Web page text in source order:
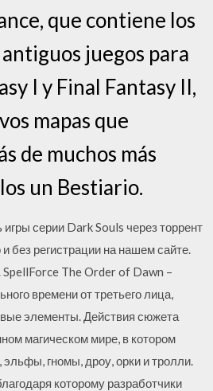
que contiene los
juegos para
I y Final Fantasy II,
mapas que
de muchos más
un Bestiario.
серии Dark Souls через торрент
без регистрации на нашем сайте.
The Order of Dawn –
времени от третьего лица,
элементы. Действия сюжета
магическом мире, в котором
гномы, дроу, орки и тролли.
которому разработчики